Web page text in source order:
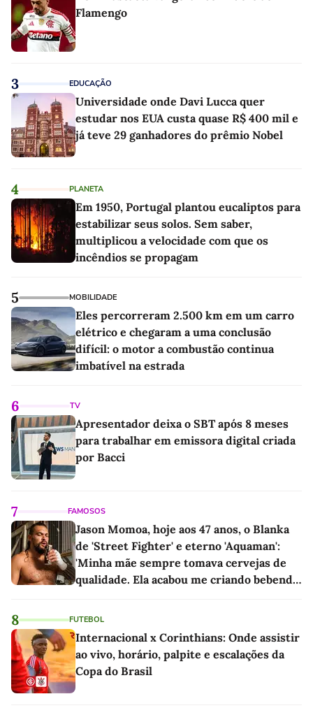
Flamengo
3 EDUCAÇÃO
Universidade onde Davi Lucca quer
estudar nos EUA custa quase R$ 400 mil e
já teve 29 ganhadores do prêmio Nobel
4 PLANETA
Em 1950, Portugal plantou eucaliptos para
estabilizar seus solos. Sem saber,
multiplicou a velocidade com que os
incêndios se propagam
5 MOBILIDADE
Eles percorreram 2.500 km em um carro
elétrico e chegaram a uma conclusão
difícil: o motor a combustão continua
imbatível na estrada
6 TV
Apresentador deixa o SBT após 8 meses
para trabalhar em emissora digital criada
por Bacci
7 FAMOSOS
Jason Momoa, hoje aos 47 anos, o Blanka
de 'Street Fighter' e eterno 'Aquaman':
'Minha mãe sempre tomava cervejas de
qualidade. Ela acabou me criando bebendo
8 FUTEBOL
Internacional x Corinthians: Onde assistir
ao vivo, horário, palpite e escalações da
Copa do Brasil